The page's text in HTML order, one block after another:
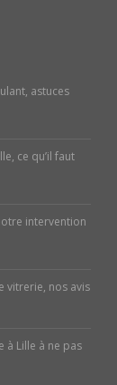
astuces
ce qu’il faut
intervention
vitrerie, nos avis
à Lille à ne pas